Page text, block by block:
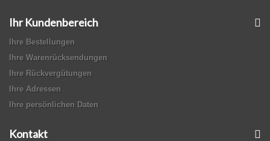
Ihr Kundenbereich
Ihre Bestellungen
Ihre Warenrücksendungen
Ihre Rückvergütungen
Ihre Adressen
Ihre persönlichen Daten
Kontakt